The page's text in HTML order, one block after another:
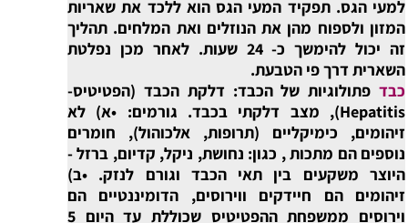
למעי הגס. תפקיד המעי הגס הוא ללכד את שאריות
המזון ולספוח מהן את הנוזלים ואת המלחים. תהליך
זה יכול להימשך כ- 24 שעות. לאחר מכן נפלטת
השארית דרך פי הטבעת.
כבד פתולוגיות של הכבד: דלקת הכבד (הפטיטיס-
Hepatitis), מצב דלקתי בכבד. גורמים: •א) לא
זיהומים, כימיקליים (תרופות, אלכוהול), חומרים
נוספים הם מתכות , כגון: נחושת, ניקל, קדיום, ברזל -
היוצר משקעים בין תאי הכבד וגורם לנזק. •ב)
זיהומים הם חיידקים ווירוסים, הדומיננטיים הם
וירוסים ממשפחת ההפטיטיס שכוללת עד היום 5